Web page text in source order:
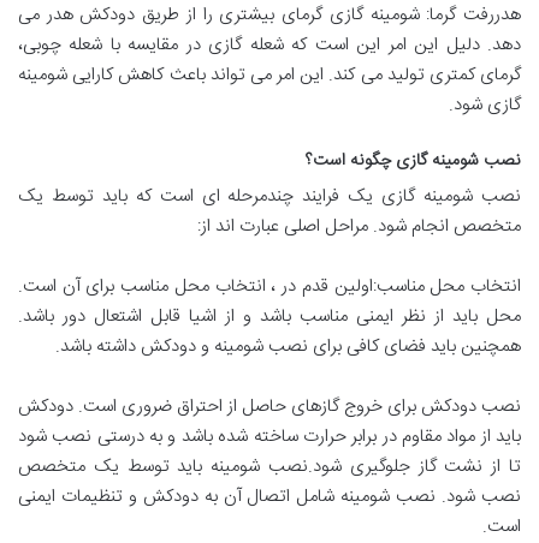
هدررفت گرما: شومینه گازی گرمای بیشتری را از طریق دودکش هدر می
دهد. دلیل این امر این است که شعله گازی در مقایسه با شعله چوبی،
گرمای کمتری تولید می کند. این امر می تواند باعث کاهش کارایی شومینه
گازی شود.
نصب شومینه گازی چگونه است؟
نصب شومینه گازی یک فرایند چندمرحله ای است که باید توسط یک
متخصص انجام شود. مراحل اصلی عبارت اند از:
انتخاب محل مناسب:اولین قدم در ، انتخاب محل مناسب برای آن است.
محل باید از نظر ایمنی مناسب باشد و از اشیا قابل اشتعال دور باشد.
همچنین باید فضای کافی برای نصب شومینه و دودکش داشته باشد.
نصب دودکش برای خروج گازهای حاصل از احتراق ضروری است. دودکش
باید از مواد مقاوم در برابر حرارت ساخته شده باشد و به درستی نصب شود
تا از نشت گاز جلوگیری شود.نصب شومینه باید توسط یک متخصص
نصب شود. نصب شومینه شامل اتصال آن به دودکش و تنظیمات ایمنی
است.